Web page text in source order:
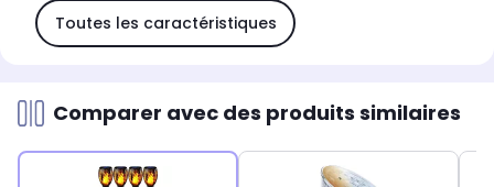
Toutes les caractéristiques
Comparer avec des produits similaires